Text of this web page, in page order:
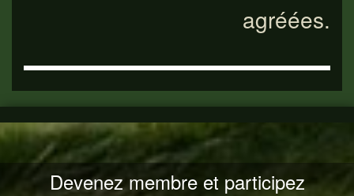
agréées.
Devenez membre et participez